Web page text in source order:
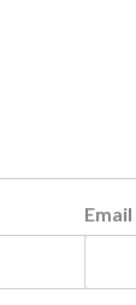
Email